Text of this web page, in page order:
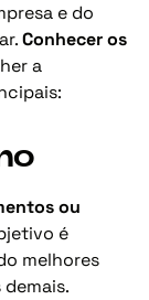
e do
Conhecer os
a
ou
é
melhores